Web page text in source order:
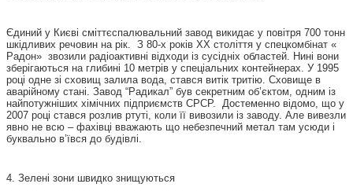
Єдиний у Києві сміттєспалювальний завод викидає у повітря 700 тонн
шкідливих речовин на рік. З 80-х років XX століття у спецкомбінат «
Радон» звозили радіоактивні відходи із сусідніх областей. Нині вони
зберігаються на глибині 10 метрів у спеціальних контейнерах. У 1995
році одне зі сховищ залила вода, стався витік тритію. Сховище в
аварійному стані. Завод “Радикал” був секретним об’єктом, одним із
найпотужніших хімічних підприємств СРСР. Достеменно відомо, що у
2007 році стався розлив ртуті, коли її вивозили із заводу. Але вивезли
явно не всю – фахівці вважають що небезпечний метал там усюди і
буквально в’ївся до будівлі.
4. Зелені зони швидко знищуються